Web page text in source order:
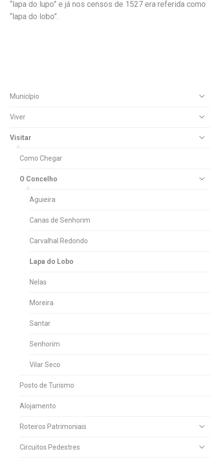
“lapa do lupo” e já nos censos de 1527 era referida como
“lapa do lobo”.
Município
Viver
Visitar
Como Chegar
O Concelho
Aguieira
Canas de Senhorim
Carvalhal Redondo
Lapa do Lobo
Nelas
Moreira
Santar
Senhorim
Vilar Seco
Posto de Turismo
Alojamento
Roteiros Patrimoniais
Circuitos Pedestres